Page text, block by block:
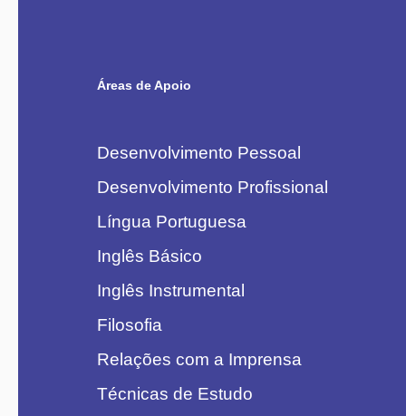
Áreas de Apoio
Desenvolvimento Pessoal
Desenvolvimento Profissional
Língua Portuguesa
Inglês Básico
Inglês Instrumental
Filosofia
Relações com a Imprensa
Técnicas de Estudo